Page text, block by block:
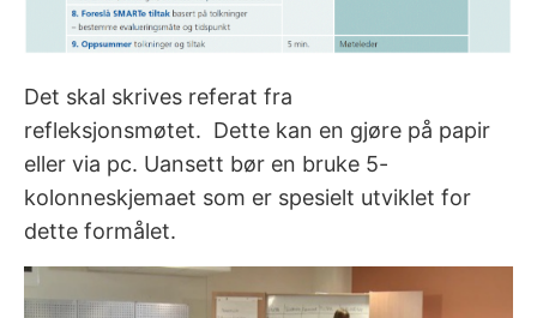
Det skal skrives referat fra
refleksjonsmøtet. Dette kan en gjøre på papir
eller via pc. Uansett bør en bruke 5-
kolonneskjemaet som er spesielt utviklet for
dette formålet.